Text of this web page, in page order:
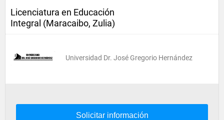
Licenciatura en Educación
Integral (Maracaibo, Zulia)
Universidad Dr. José Gregorio Hernández
Solicitar información